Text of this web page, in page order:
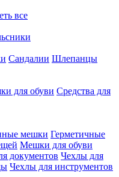
все
Сандалии Шлепанцы
для обуви Средства для
мешки Герметичные
Мешки для обуви
документов Чехлы для
Чехлы для инструментов